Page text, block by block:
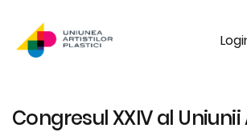
UAP Galerie
Congresul XXIV al